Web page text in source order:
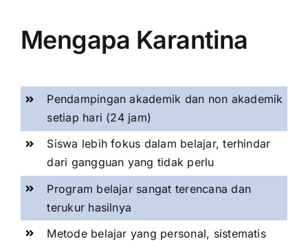
Mengapa Karantina
Pendampingan akademik dan non akademik
setiap hari (24 jam)
Siswa lebih fokus dalam belajar, terhindar
dari gangguan yang tidak perlu
Program belajar sangat terencana dan
terukur hasilnya
Metode belajar yang personal, sistematis